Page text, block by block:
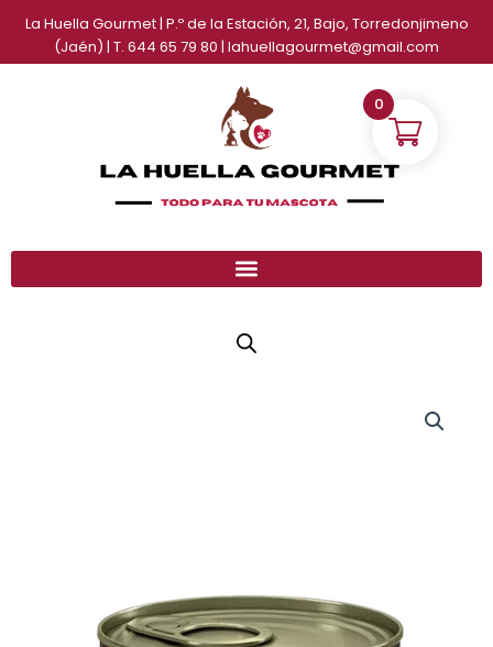
contenido
La Huella Gourmet | P.º de la Estación, 21, Bajo, Torredonjimeno
(Jaén) | T. 644 65 79 80 | lahuellagourmet@gmail.com
0